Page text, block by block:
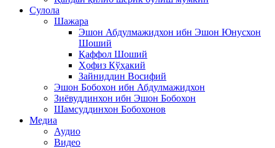
Сулола
Шажара
Эшон Абдулмажидхон ибн Эшон Юнусхон
Шоший
Қаффол Шоший
Ҳофиз Кўҳакий
Зайниддин Восифий
Эшон Бобохон ибн Абдулмажидхон
Зиёвуддинхон ибн Эшон Бобохон
Шамсуддинхон Бобохонов
Медиа
Аудио
Видео